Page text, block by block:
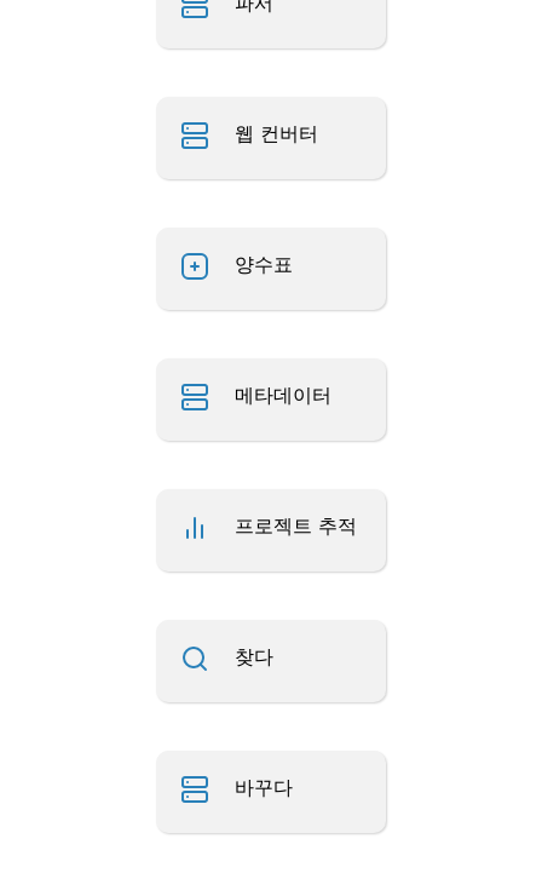
웹 컨버터
양수표
메타데이터
프로젝트 추적
찾다
바꾸다